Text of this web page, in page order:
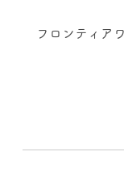
フロンティア